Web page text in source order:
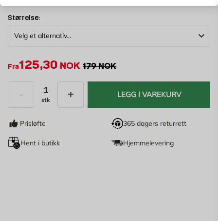
Størrelse:
Fra125,30 NOK 179 NOK
stk
LEGG I VAREKURV
Prisløfte 365 dagers returrett
Hent i butikk Hjemmelevering